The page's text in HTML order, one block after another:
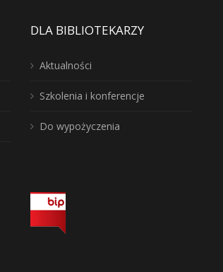
DLA BIBLIOTEKARZY
Aktualności
Szkolenia i konferencje
Do wypożyczenia